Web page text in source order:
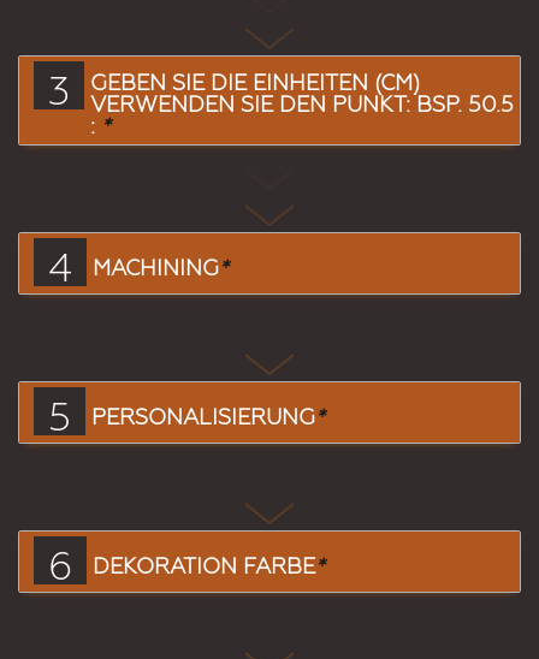
3
GEBEN SIE DIE EINHEITEN (CM)
VERWENDEN SIE DEN PUNKT: BSP. 50.5
: *
4 MACHINING*
5 PERSONALISIERUNG*
6 DEKORATION FARBE*